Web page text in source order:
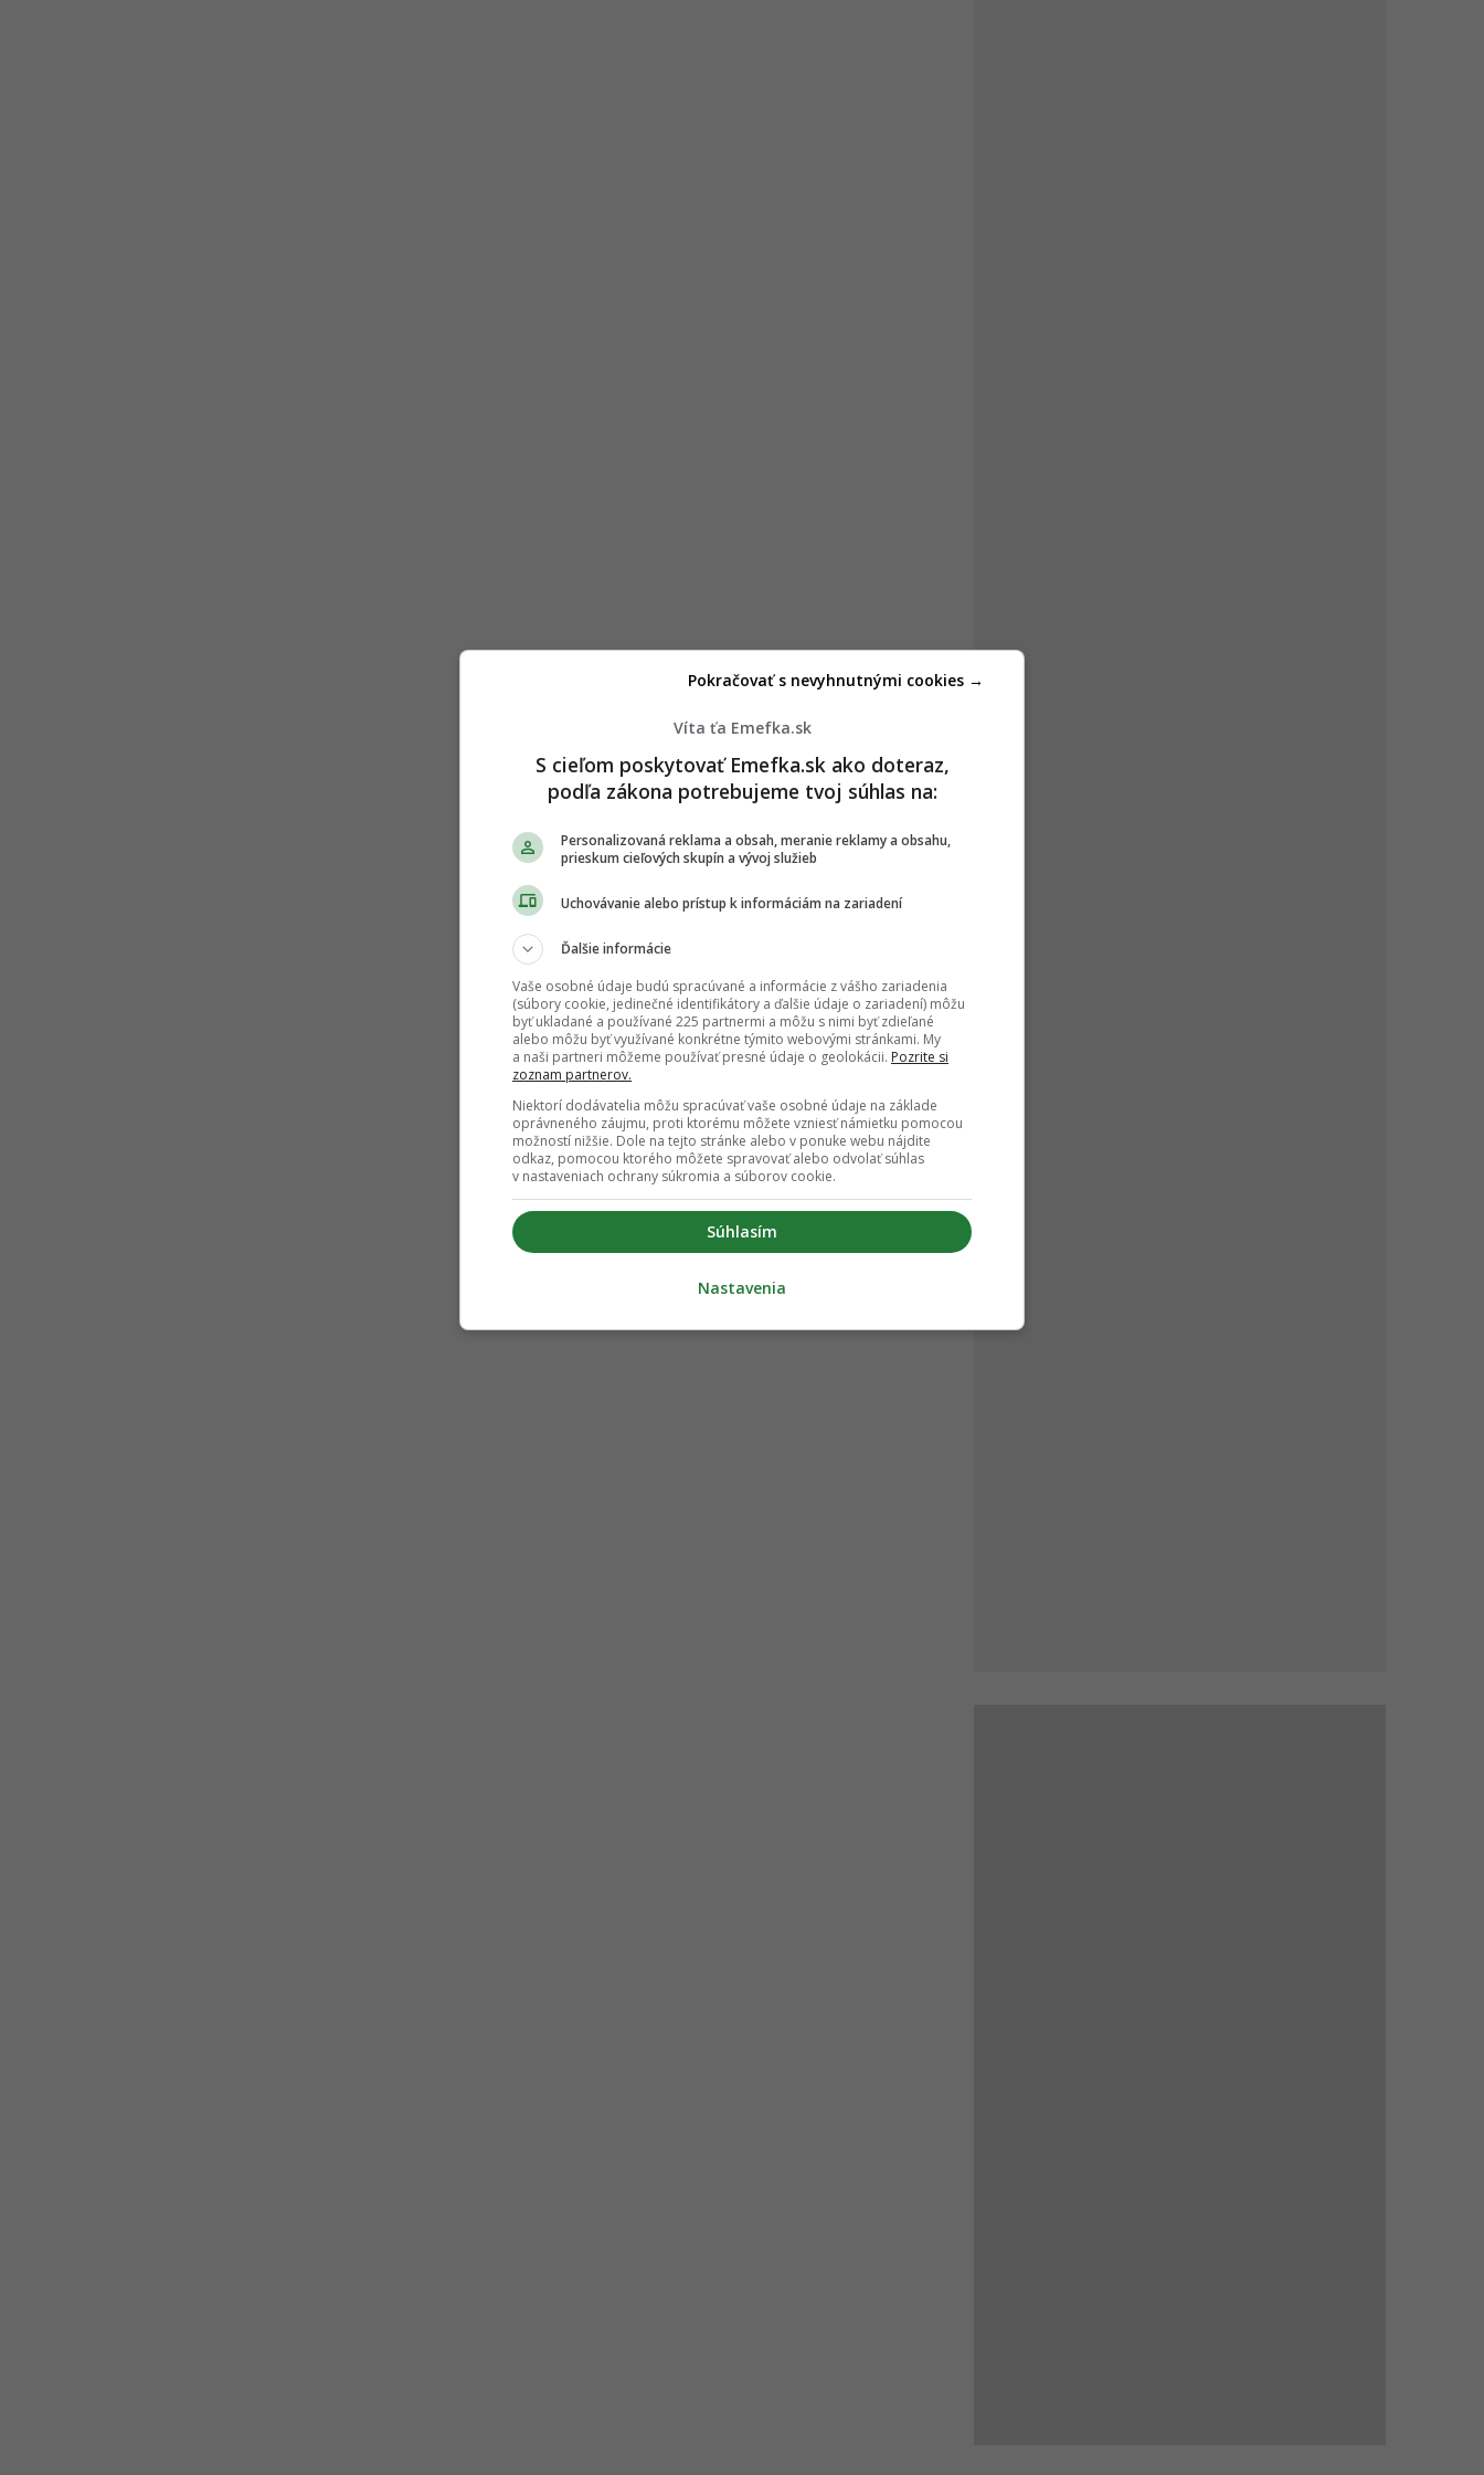
Víta ťa Emefka.sk
S cieľom poskytovať Emefka.sk ako doteraz,
podľa zákona potrebujeme tvoj súhlas na:
Personalizovaná reklama a obsah, meranie reklamy a obsahu,
prieskum cieľových skupín a vývoj služieb
Uchovávanie alebo prístup k informáciám na zariadení
Ďalšie informácie
Vaše osobné údaje budú spracúvané a informácie z vášho zariadenia
(súbory cookie, jedinečné identifikátory a ďalšie údaje o zariadení) môžu
byť ukladané a používané 225 partnermi a môžu s nimi byť zdieľané
alebo môžu byť využívané konkrétne týmito webovými stránkami. My
a naši partneri môžeme používať presné údaje o geolokácii. Pozrite si
zoznam partnerov.
Niektorí dodávatelia môžu spracúvať vaše osobné údaje na základe
oprávneného záujmu, proti ktorému môžete vzniesť námietku pomocou
možností nižšie. Dole na tejto stránke alebo v ponuke webu nájdite
odkaz, pomocou ktorého môžete spravovať alebo odvolať súhlas
v nastaveniach ochrany súkromia a súborov cookie.
Súhlasím
Pokračovať s nevyhnutnými cookies →
Nastavenia